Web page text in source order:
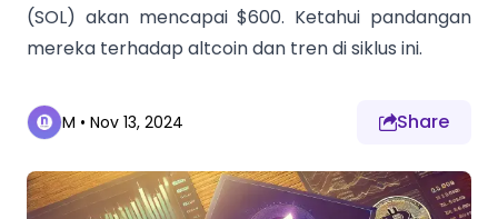
(SOL) akan mencapai $600. Ketahui pandangan
mereka terhadap altcoin dan tren di siklus ini.
M • Nov 13, 2024 Share